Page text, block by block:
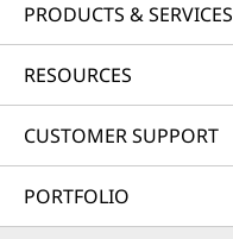
PRODUCTS & SERVICES
RESOURCES
CUSTOMER SUPPORT
PORTFOLIO